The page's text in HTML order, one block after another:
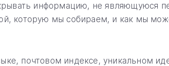
информацию, не являющуюся
которую мы собираем, и как мы
почтовом индексе, уникальном